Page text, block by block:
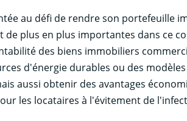
au défi de rendre son portefeuille
de plus en plus importantes dans ce
des biens immobiliers
d'énergie durables ou des
aussi obtenir des avantages
les locataires à l'évitement de